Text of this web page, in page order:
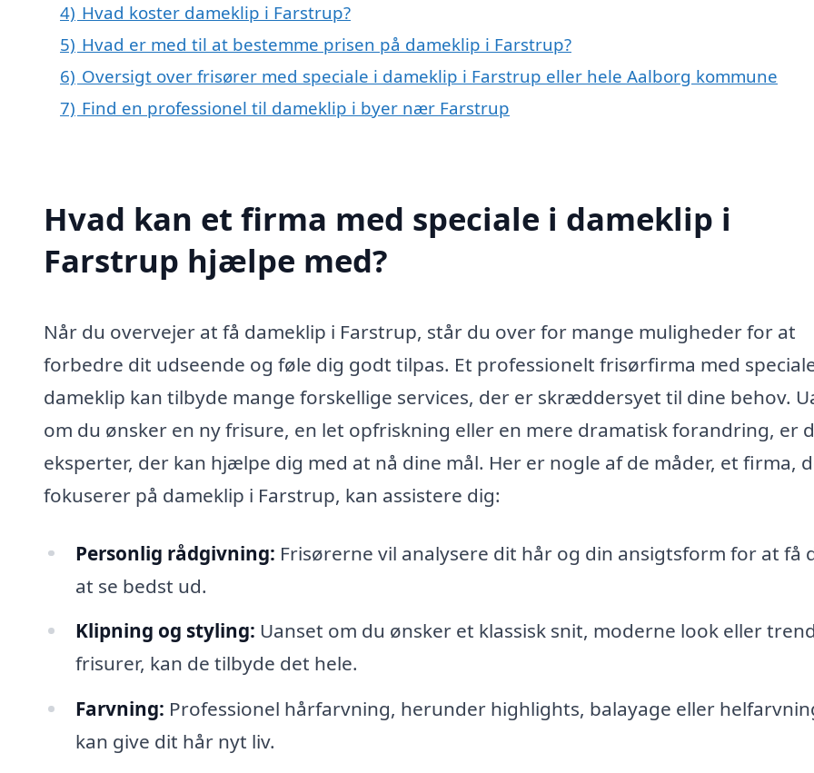
4) Hvad koster dameklip i Farstrup?
5) Hvad er med til at bestemme prisen på dameklip i Farstrup?
6) Oversigt over frisører med speciale i dameklip i Farstrup eller hele Aalborg kommune
7) Find en professionel til dameklip i byer nær Farstrup
Hvad kan et firma med speciale i dameklip i
Farstrup hjælpe med?
Når du overvejer at få dameklip i Farstrup, står du over for mange muligheder for at
forbedre dit udseende og føle dig godt tilpas. Et professionelt frisørfirma med
dameklip kan tilbyde mange forskellige services, der er skræddersyet til dine behov.
om du ønsker en ny frisure, en let opfriskning eller en mere dramatisk forandring, er
eksperter, der kan hjælpe dig med at nå dine mål. Her er nogle af de måder, et firma,
fokuserer på dameklip i Farstrup, kan assistere dig:
Personlig rådgivning: Frisørerne vil analysere dit hår og din ansigtsform for at få
at se bedst ud.
Klipning og styling: Uanset om du ønsker et klassisk snit, moderne look eller
frisurer, kan de tilbyde det hele.
Farvning: Professionel hårfarvning, herunder highlights, balayage eller
kan give dit hår nyt liv.